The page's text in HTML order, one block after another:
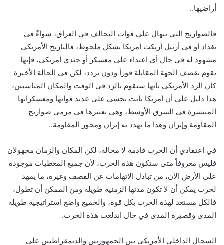
أراضيها..
فالصواريخ التي تنهال على قوات التحالف في العراق، سواءً في
بغداد أو في أربيل أربكت أمريكا بشكل ملحوظ، فالتاريخ الأمريكي
مشهود له في حال أي اعتداء على معسكر أو جندي أمريكي، فإنها
تقوم بقصف الجهة المقابلة فوراً ودون تردد، لكن في الحالة الأخيرة
كان الرد الأمريكي بأنها ستقوم بالرد في الوقت والمكان المناسبين،
هذا دليل على أن أمريكا باتت تخشى على عديد قواتها ومعسكراتها
المنتشرة في الشرق الأوسط، وهي تعتبرها في مرمى صواريخ
المقاومة وإيران وهذا ما تهدد به إيران ومحور المقاومة..
في اعتقادي أن الحرب قادمة لا محالة، لكن المكان والزمان مجهولان
فليس معروفاً متى ستكون هذه الحرب، لأن جميع المعطيات موجودة
على الأرض الآن، من تبادل الاتهامات عن القصف وغيره، ما يمهد
لحرب يمكن أن لا تكون مدتها الزمنية طويلة ومن الممكن أن تطول،
فالكل مستعد لهذه الحرب بكل قوة، والجميع واضع استراتيجية طويلة
المدى وقصيرة المدى في حال اندلعت هذه الحرب.
السجال الداخلي الأمريكي بين الجمهوريين والديمقراطيين على